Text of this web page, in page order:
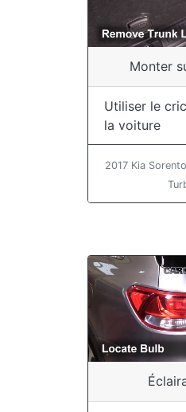
Monter
Utiliser le
la voiture
2017 Kia